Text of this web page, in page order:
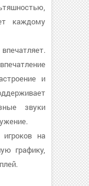
каждому
и
звуки
на
графику,